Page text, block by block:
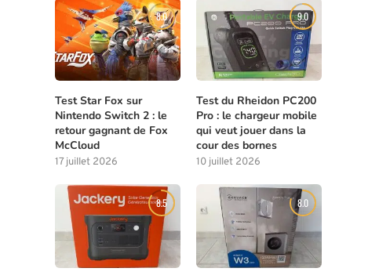
8.0
Test Star Fox sur
Nintendo Switch 2 : le
retour gagnant de Fox
McCloud
17 juillet 2026
9.0
Test du Rheidon PC200
Pro : le chargeur mobile
qui veut jouer dans la
cour des bornes
10 juillet 2026
8.5 8.0